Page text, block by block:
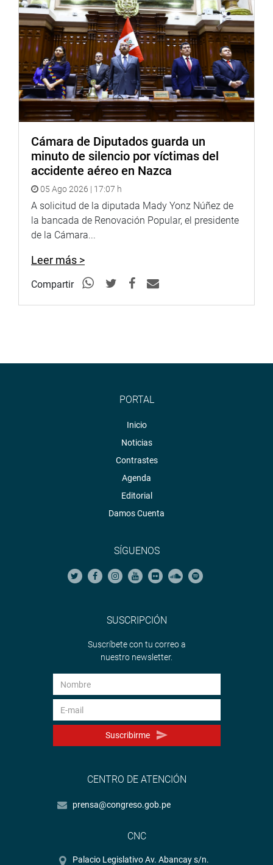
Cámara de Diputados guarda un
minuto de silencio por víctimas del
accidente aéreo en Nazca
05 Ago 2026 | 17:07 h
A solicitud de la diputada Mady Yonz Núñez de
la bancada de Renovación Popular, el presidente
de la Cámara...
Leer más >
Compartir
PORTAL
Inicio
Noticias
Contrastes
Agenda
Editorial
Damos Cuenta
SÍGUENOS
SUSCRIPCIÓN
Suscríbete con tu correo a
nuestro newsletter.
Suscribirme
CENTRO DE ATENCIÓN
prensa@congreso.gob.pe
CNC
Palacio Legislativo Av. Abancay s/n.